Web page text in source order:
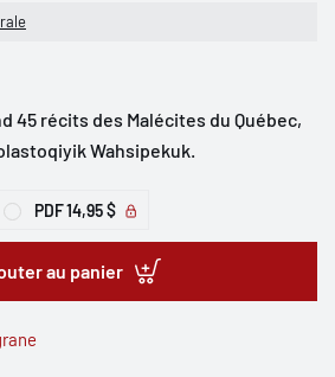
45 récits des Malécites du Québec,
Wahsipekuk.
PDF14,95 $
au panier